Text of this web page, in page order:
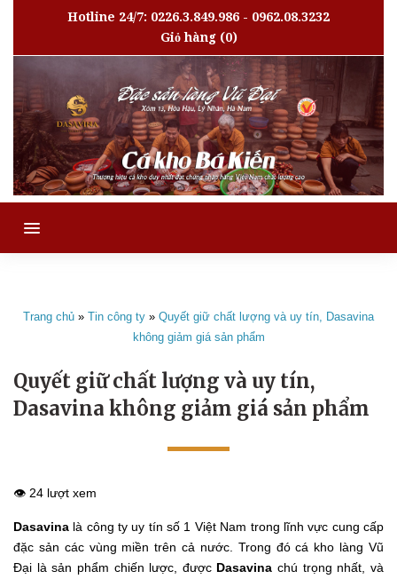
Hotline 24/7: 0226.3.849.986 - 0962.08.3232
Giỏ hàng(0)
MENU
Trang chủ » Tin công ty » Quyết giữ chất lượng và uy tín, Dasavina
không giảm giá sản phẩm
Quyết giữ chất lượng và uy tín,
Dasavina không giảm giá sản phẩm
👁️ 24 lượt xem
Dasavina là công ty uy tín số 1 Việt Nam trong lĩnh vực cung cấp
đặc sản các vùng miền trên cả nước. Trong đó cá kho làng Vũ
Đại là sản phẩm chiến lược, được Dasavina chú trọng nhất, và